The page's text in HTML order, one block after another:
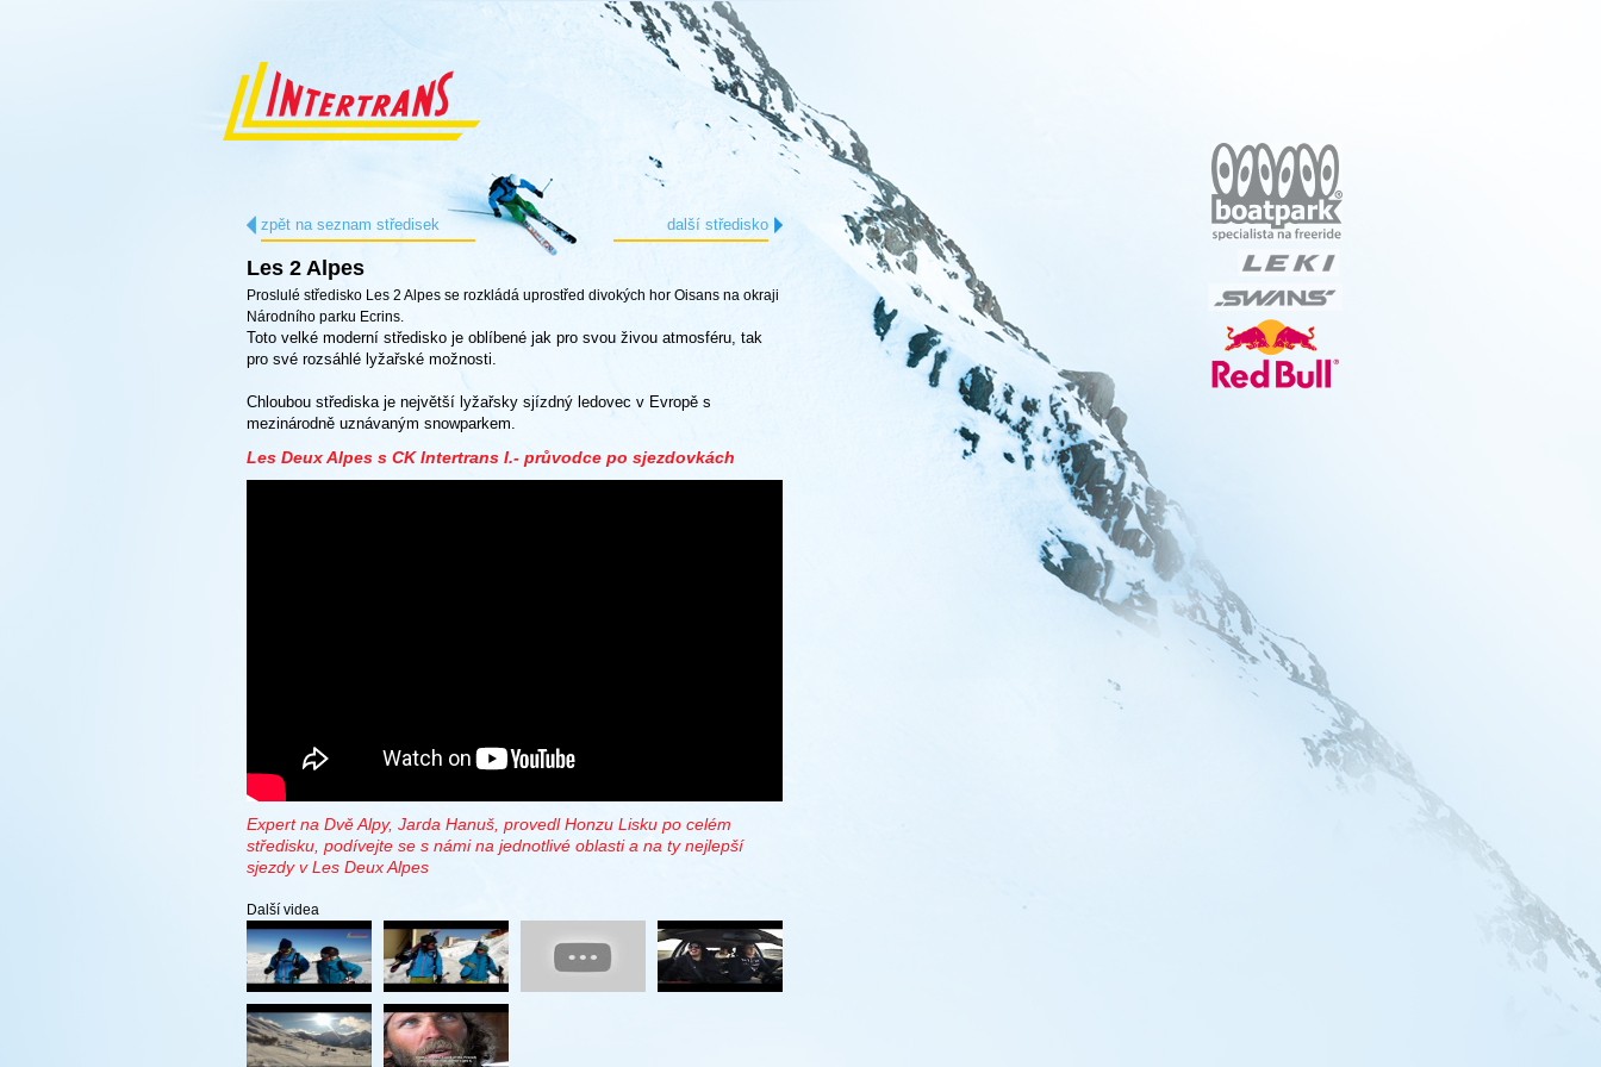
zpět na seznam středisek další středisko
Les 2 Alpes
Proslulé středisko Les 2 Alpes se rozkládá uprostřed divokých hor Oisans na okraji
Národního parku Ecrins.
Toto velké moderní středisko je oblíbené jak pro svou živou atmosféru, tak
pro své rozsáhlé lyžařské možnosti.
Chloubou střediska je největší lyžařsky sjízdný ledovec v Evropě s
mezinárodně uznávaným snowparkem.
Les Deux Alpes s CK Intertrans I.- průvodce po sjezdovkách
Expert na Dvě Alpy, Jarda Hanuš, provedl Honzu Lisku po celém
středisku, podívejte se s námi na jednotlivé oblasti a na ty nejlepší
sjezdy v Les Deux Alpes
Další videa